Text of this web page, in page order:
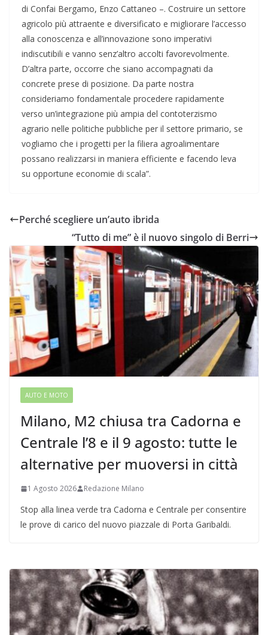
di Confai Bergamo, Enzo Cattaneo –. Costruire un settore
agricolo più attraente e diversificato e migliorare l’accesso
alla conoscenza e all’innovazione sono imperativi
indiscutibili e vanno senz’altro accolti favorevolmente.
D’altra parte, occorre che siano accompagnati da
concrete prese di posizione. Da parte nostra
consideriamo fondamentale procedere rapidamente
verso un’integrazione più ampia del contoterzismo
agrario nelle politiche pubbliche per il settore primario, se
vogliamo che i progetti per la filiera agroalimentare
possano realizzarsi in maniera efficiente e facendo leva
su opportune economie di scala”.
Perché scegliere un’auto ibrida
“Tutto di me” è il nuovo singolo di Berri
AUTO E MOTO
Milano, M2 chiusa tra Cadorna e
Centrale l’8 e il 9 agosto: tutte le
alternative per muoversi in città
1 Agosto 2026 Redazione Milano
Stop alla linea verde tra Cadorna e Centrale per consentire
le prove di carico del nuovo piazzale di Porta Garibaldi.